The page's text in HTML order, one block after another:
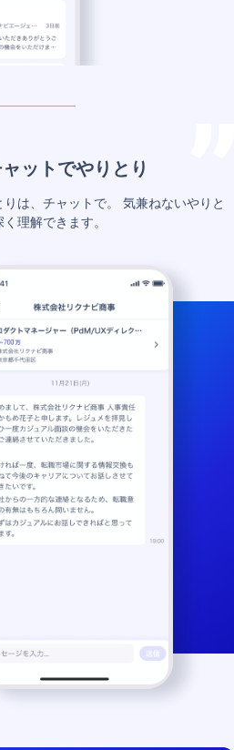
ットでやりとり
は、チャットで。
気兼ねないやりと
理解できます。